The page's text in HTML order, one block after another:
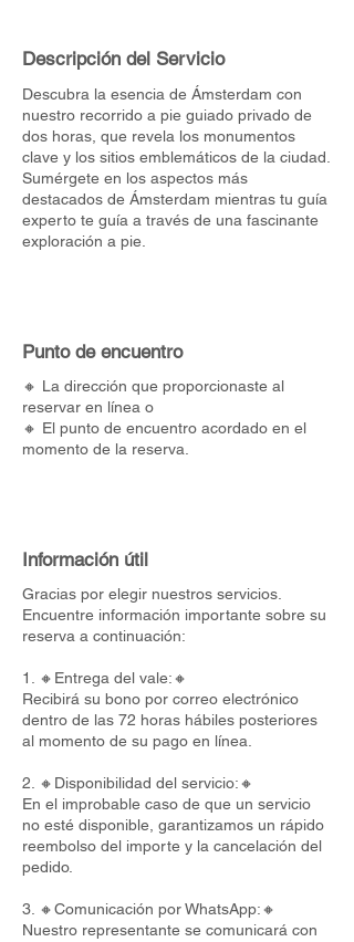
Descripción del Servicio
Descubra la esencia de Ámsterdam con
nuestro recorrido a pie guiado privado de
dos horas, que revela los monumentos
clave y los sitios emblemáticos de la ciudad.
Sumérgete en los aspectos más
destacados de Ámsterdam mientras tu guía
experto te guía a través de una fascinante
exploración a pie.
Punto de encuentro
🔸 La dirección que proporcionaste al
reservar en línea o
🔸 El punto de encuentro acordado en el
momento de la reserva.
Información útil
Gracias por elegir nuestros servicios.
Encuentre información importante sobre su
reserva a continuación:
1. 🔸Entrega del vale:🔸
Recibirá su bono por correo electrónico
dentro de las 72 horas hábiles posteriores
al momento de su pago en línea.
2. 🔸Disponibilidad del servicio:🔸
En el improbable caso de que un servicio
no esté disponible, garantizamos un rápido
reembolso del importe y la cancelación del
pedido.
3. 🔸Comunicación por WhatsApp:🔸
Nuestro representante se comunicará con